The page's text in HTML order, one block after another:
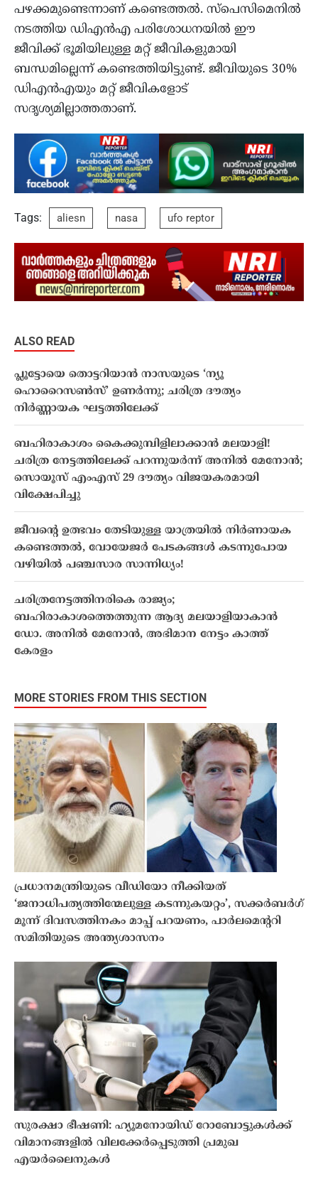
പഴക്കമുണ്ടെന്നാണ് കണ്ടെത്തല്‍. സ്പെസിമെനില്‍
നടത്തിയ ഡിഎന്‍എ പരിശോധനയില്‍ ഈ
ജീവിക്ക് ഭൂമിയിലുള്ള മറ്റ് ജീവികളുമായി
ബന്ധമില്ലെന്ന് കണ്ടെത്തിയിട്ടുണ്ട്. ജീവിയുടെ 30%
ഡിഎന്‍എയും മറ്റ് ജീവികളോട്
സദൃശ്യമില്ലാത്തതാണ്.
Tags: aliesn nasa ufo reptor
ALSO READ
പ്ലൂട്ടോയെ തൊട്ടറിയാൻ നാസയുടെ ‘ന്യൂ
ഹൊറൈസൺസ്’ ഉണർന്നു; ചരിത്ര ദൗത്യം
നിർണ്ണായക ഘട്ടത്തിലേക്ക്
ബഹിരാകാശം കൈക്കുമ്പിളിലാക്കാൻ മലയാളി!
ചരിത്ര നേട്ടത്തിലേക്ക് പറന്നുയർന്ന് അനിൽ മേനോൻ;
സൊയൂസ് എംഎസ് 29 ദൗത്യം വിജയകരമായി
വിക്ഷേപിച്ചു
ജീവൻ്റെ ഉത്ഭവം തേടിയുള്ള യാത്രയിൽ നിർണായക
കണ്ടെത്തൽ, വോയേജർ പേടകങ്ങൾ കടന്നുപോയ
വഴിയിൽ പഞ്ചസാര സാന്നിധ്യം!
ചരിത്രനേട്ടത്തിനരികെ രാജ്യം;
ബഹിരാകാശത്തെത്തുന്ന ആദ്യ മലയാളിയാകാൻ
ഡോ. അനിൽ മേനോൻ, അഭിമാന നേട്ടം കാത്ത്
കേരളം
MORE STORIES FROM THIS SECTION
പ്രധാനമന്ത്രിയുടെ വീഡിയോ നീക്കിയത്
‘ജനാധിപത്യത്തിന്മേലുള്ള കടന്നുകയറ്റം’, സക്കർബർഗ്
മൂന്ന് ദിവസത്തിനകം മാപ്പ് പറയണം, പാർലമെൻ്ററി
സമിതിയുടെ അന്ത്യശാസനം
സുരക്ഷാ ഭീഷണി: ഹ്യൂമനോയിഡ് റോബോട്ടുകൾക്ക്
വിമാനങ്ങളിൽ വിലക്കേർപ്പെടുത്തി പ്രമുഖ
എയർലൈനുകൾ